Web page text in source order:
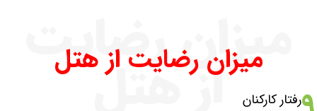
میزان رضایت
از هتل
میزان رضایت از هتل
رفتار کارکنان